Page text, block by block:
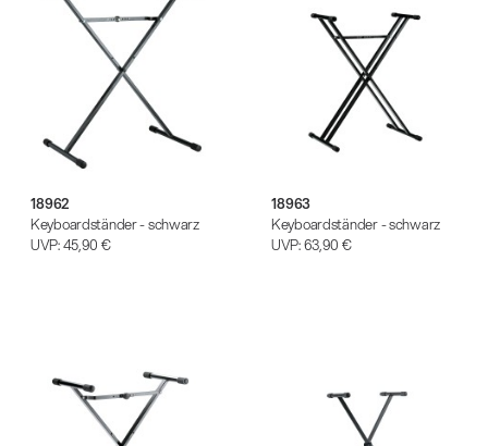
13860-200-25
Gitarrenstuhl
Produkte | 19.06.2026
Ausbildung | freie Ausbildungsstellen
18962
Keyboardständer - schwarz
UVP:45,90 €
18963
Keyboardständer - schwarz
UVP:63,90 €